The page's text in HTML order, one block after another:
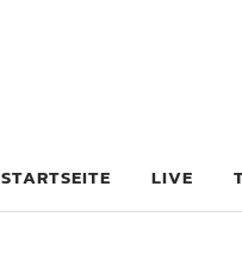
STARTSEITE LIVE